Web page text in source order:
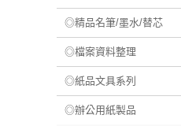
◎精品名筆/墨水/替芯
◎檔案資料整理
◎紙品文具系列
◎辦公用紙製品